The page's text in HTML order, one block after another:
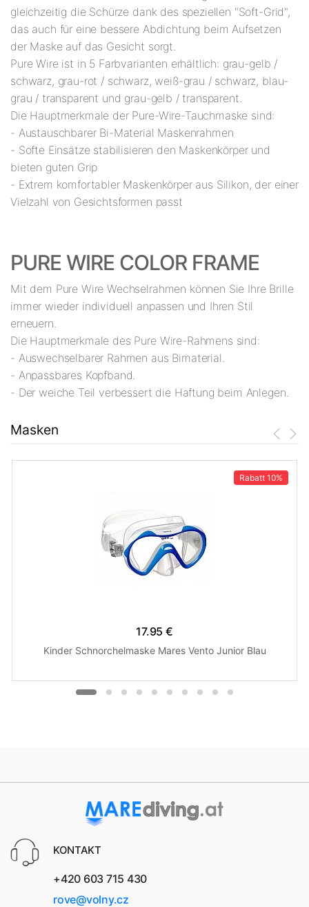
gleichzeitig die Schürze dank des speziellen "Soft-Grid",
das auch für eine bessere Abdichtung beim Aufsetzen
der Maske auf das Gesicht sorgt.
Pure Wire ist in 5 Farbvarianten erhältlich: grau-gelb /
schwarz, grau-rot / schwarz, weiß-grau / schwarz, blau-
grau / transparent und grau-gelb / transparent.
Die Hauptmerkmale der Pure-Wire-Tauchmaske sind:
- Austauschbarer Bi-Material Maskenrahmen
- Softe Einsätze stabilisieren den Maskenkörper und
bieten guten Grip
- Extrem komfortabler Maskenkörper aus Silikon, der einer
Vielzahl von Gesichtsformen passt
PURE WIRE COLOR FRAME
Mit dem Pure Wire Wechselrahmen können Sie Ihre Brille
immer wieder individuell anpassen und Ihren Stil
erneuern.
Die Hauptmerkmale des Pure Wire-Rahmens sind:
- Auswechselbarer Rahmen aus Bimaterial.
- Anpassbares Kopfband.
- Der weiche Teil verbessert die Haftung beim Anlegen.
Masken
Rabatt 10%
17.95 €
Kinder Schnorchelmaske Mares Vento Junior Blau
KONTAKT
+420 603 715 430
rove@volny.cz